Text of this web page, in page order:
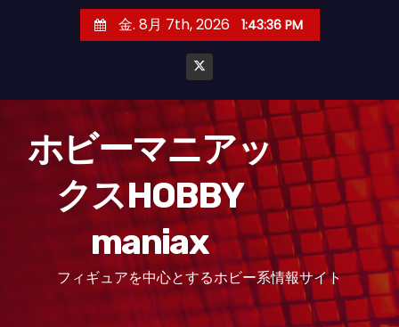
金. 8月 7th, 2026 1:43:38 PM
ホビーマニアッ
クスHOBBY
maniax
フィギュアを中心とするホビー系情報サイト